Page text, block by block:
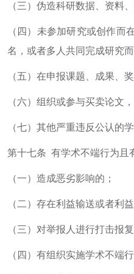
（三）伪造科研数据、资料
（四）未参加研究或创作
名，或者多人共同完成研究
（五）在申报课题、成果、
（六）组织或参与买卖论文
（七）其他严重违反公认的
第十七条 有学术不端行为且
（一）造成恶劣影响的；
（二）存在利益输送或者利
（三）对举报人进行打击报复
（四）有组织实施学术不端行